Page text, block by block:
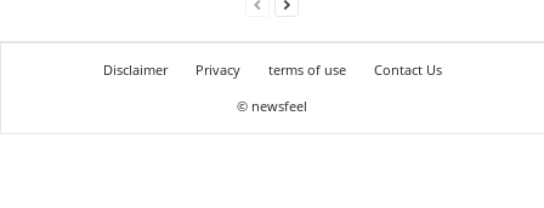
Disclaimer Privacy terms of use
Contact Us
© newsfeel